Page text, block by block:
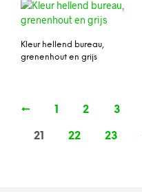
Kleur hellend bureau,
grenenhout en grijs
← 1 2 3
21 22 23